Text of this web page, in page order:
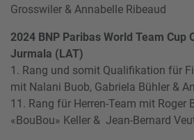
Grosswiler & Annabelle Ribeaud
2024 BNP Paribas World Team Cup
Jurmala (LAT)
1. Rang und somit Qualifikation für
mit Nalani Buob, Gabriela Bühler &
11. Rang für Herren-Team mit Roger
«BouBou» Keller & Jean-Bernard